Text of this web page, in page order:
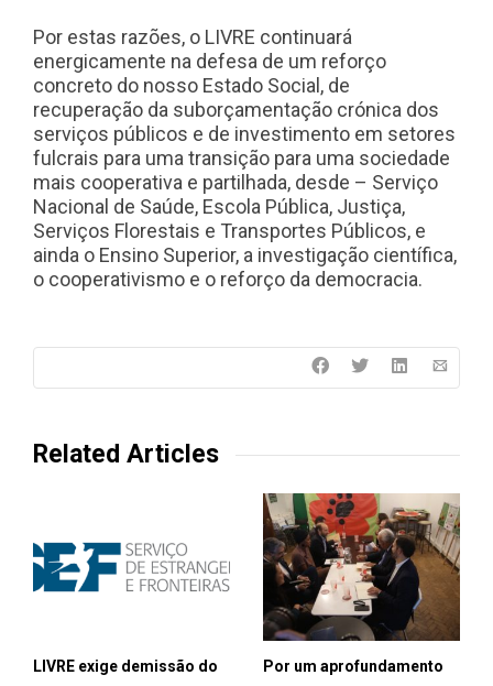
Por estas razões, o LIVRE continuará
energicamente na defesa de um reforço
concreto do nosso Estado Social, de
recuperação da suborçamentação crónica dos
serviços públicos e de investimento em setores
fulcrais para uma transição para uma sociedade
mais cooperativa e partilhada, desde – Serviço
Nacional de Saúde, Escola Pública, Justiça,
Serviços Florestais e Transportes Públicos, e
ainda o Ensino Superior, a investigação científica,
o cooperativismo e o reforço da democracia.
Related Articles
LIVRE exige demissão do
Por um aprofundamento